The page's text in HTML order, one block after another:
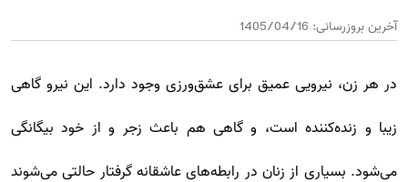
آخرین بروزرسانی: 1405/04/16
در هر زن، نیرویی عمیق برای عشق‌ورزی وجود دارد. این نیرو گاهی
زیبا و زنده‌کننده است، و گاهی هم باعث زجر و از خود بیگانگی
می‌شود. بسیاری از زنان در رابطه‌های عاشقانه گرفتار حالتی می‌شوند